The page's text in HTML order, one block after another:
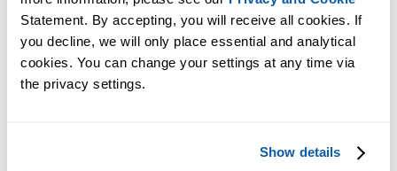
Statement. By accepting, you will receive all cookies. If
you decline, we will only place essential and analytical
cookies. You can change your settings at any time via
the privacy settings.
Show details